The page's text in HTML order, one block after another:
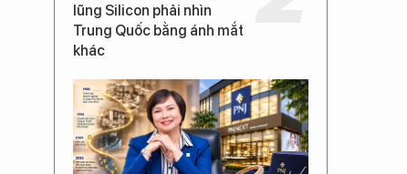
lũng Silicon phải nhìn
Trung Quốc bằng ánh mắt
khác